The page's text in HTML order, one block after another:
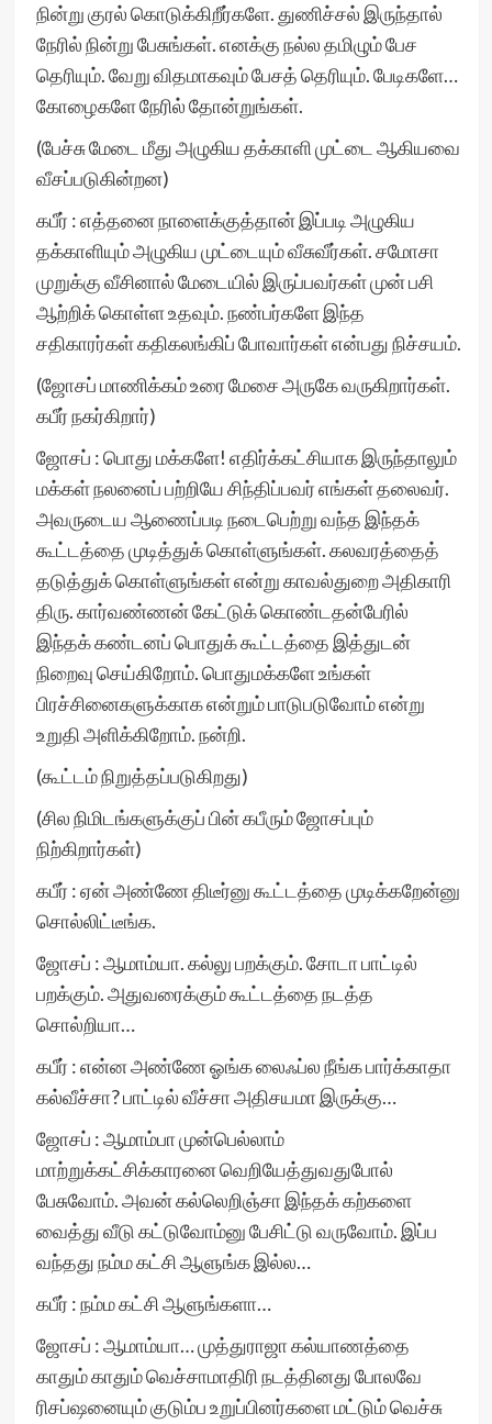
நின்று குரல் கொடுக்கிறீர்களே. துணிச்சல் இருந்தால்
நேரில் நின்று பேசுங்கள். எனக்கு நல்ல தமிழும் பேச
தெரியும். வேறு விதமாகவும் பேசத் தெரியும். பேடிகளே…
கோழைகளே நேரில் தோன்றுங்கள்.
(பேச்சு மேடை மீது அழுகிய தக்காளி முட்டை ஆகியவை
வீசப்படுகின்றன)
கபீர் : எத்தனை நாளைக்குத்தான் இப்படி அழுகிய
தக்காளியும் அழுகிய முட்டையும் வீசுவீர்கள். சமோசா
முறுக்கு வீசினால் மேடையில் இருப்பவர்கள் முன் பசி
ஆற்றிக் கொள்ள உதவும். நண்பர்களே இந்த
சதிகாரர்கள் கதிகலங்கிப் போவார்கள் என்பது நிச்சயம்.
(ஜோசப் மாணிக்கம் உரை மேசை அருகே வருகிறார்கள்.
கபீர் நகர்கிறார்)
ஜோசப் : பொது மக்களே! எதிர்க்கட்சியாக இருந்தாலும்
மக்கள் நலனைப் பற்றியே சிந்திப்பவர் எங்கள் தலைவர்.
அவருடைய ஆணைப்படி நடைபெற்று வந்த இந்தக்
கூட்டத்தை முடித்துக் கொள்ளுங்கள். கலவரத்தைத்
தடுத்துக் கொள்ளுங்கள் என்று காவல்துறை அதிகாரி
திரு. கார்வண்ணன் கேட்டுக் கொண்டதன்பேரில்
இந்தக் கண்டனப் பொதுக் கூட்டத்தை இத்துடன்
நிறைவு செய்கிறோம். பொதுமக்களே உங்கள்
பிரச்சினைகளுக்காக என்றும் பாடுபடுவோம் என்று
உறுதி அளிக்கிறோம். நன்றி.
(கூட்டம் நிறுத்தப்படுகிறது)
(சில நிமிடங்களுக்குப் பின் கபீரும் ஜோசப்பும்
நிற்கிறார்கள்)
கபீர் : ஏன் அண்ணே திடீர்னு கூட்டத்தை முடிக்கறேன்னு
சொல்லிட்டீங்க.
ஜோசப் : ஆமாம்யா. கல்லு பறக்கும். சோடா பாட்டில்
பறக்கும். அதுவரைக்கும் கூட்டத்தை நடத்த
சொல்றியா…
கபீர் : என்ன அண்ணே ஓங்க லைஃப்ல நீங்க பார்க்காதா
கல்வீச்சா? பாட்டில் வீச்சா அதிசயமா இருக்கு…
ஜோசப் : ஆமாம்பா முன்பெல்லாம்
மாற்றுக்கட்சிக்காரனை வெறியேத்துவதுபோல்
பேசுவோம். அவன் கல்லெறிஞ்சா இந்தக் கற்களை
வைத்து வீடு கட்டுவோம்னு பேசிட்டு வருவோம். இப்ப
வந்தது நம்ம கட்சி ஆளுங்க இல்ல…
கபீர் : நம்ம கட்சி ஆளுங்களா…
ஜோசப் : ஆமாம்யா… முத்துராஜா கல்யாணத்தை
காதும் காதும் வெச்சாமாதிரி நடத்தினது போலவே
ரிசப்ஷனையும் குடும்ப உறுப்பினர்களை மட்டும் வெச்சு